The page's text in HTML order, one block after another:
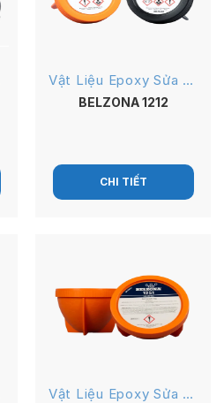
Vật Liệu Epoxy Sửa Chữa
BELZONA 1212
CHI TIẾT
Vật Liệu Epoxy Sửa Chữa